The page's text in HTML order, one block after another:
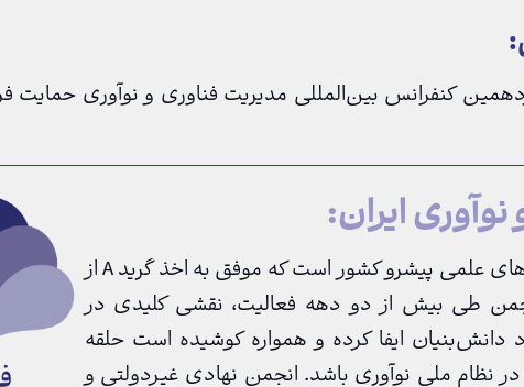
کنفرانس بین‌المللی مدیریت فناوری و نوآوری حمایت
ایران:
یکی از انجمن‌های علمی پیشرو کشور است که موفق به اخذ گرید A از
طی بیش از دو دهه فعالیت، نقشی کلیدی در
دانش‌بنیان ایفا کرده و همواره کوشیده است حلقه
نظام ملی نوآوری باشد. انجمن نهادی غیردولتی و